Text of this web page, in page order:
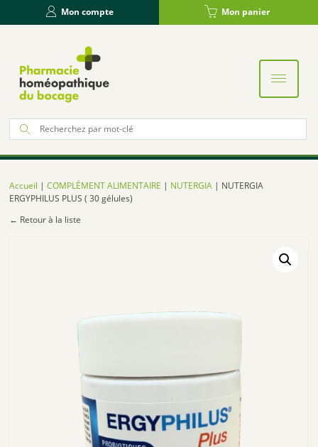
Mon compte Mon panier
:
Accueil |COMPLÉMENT ALIMENTAIRE | NUTERGIA | NUTERGIA
ERGYPHILUS PLUS ( 30 gélules)
← Retour à la liste
Panneau de gestion des cookies